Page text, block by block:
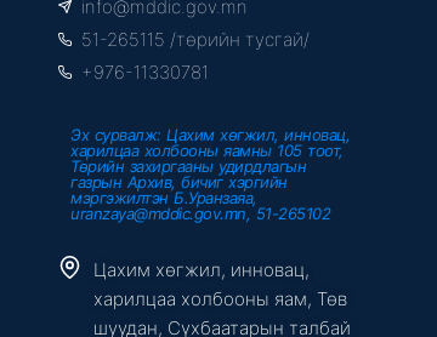
o
r
e
info@mddic.gov.mn
51-265115 /төрийн тусгай/
+976-11330781
Эх сурвалж: Цахим хөгжил, инновац,
харилцаа холбооны яамны 105 тоот,
Төрийн захиргааны удирдлагын
газрын Архив, бичиг хэргийн
мэргэжилтэн Б.Уранзаяа,
uranzaya@mddic.gov.mn, 51-265102
Цахим хөгжил, инновац,
харилцаа холбооны яам, Төв
шуудан, Сүхбаатарын талбай